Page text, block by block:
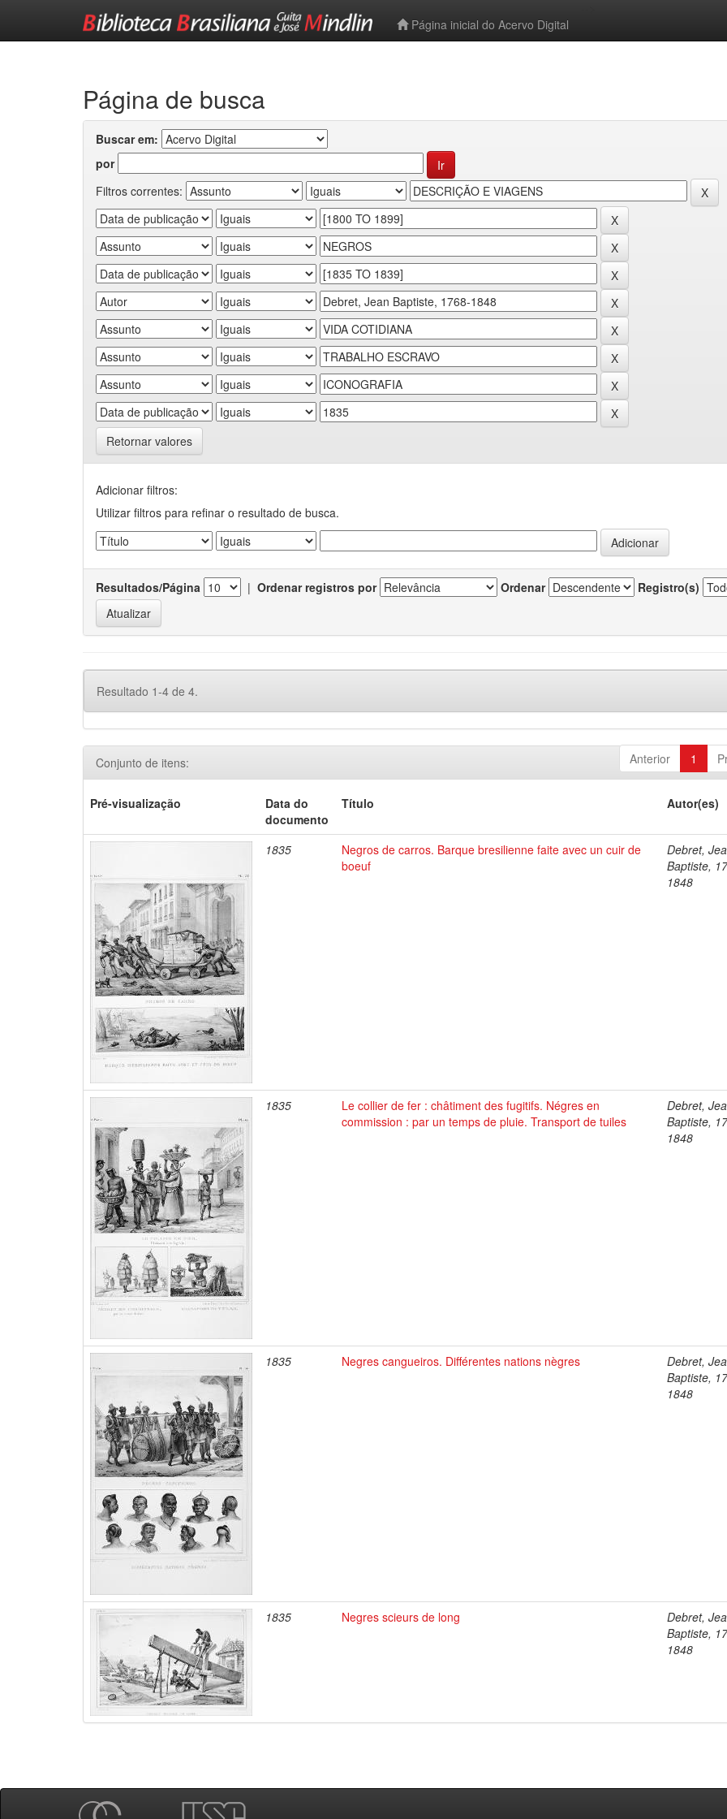
Página inicial do Acervo Digital
Página de busca
Buscar em:
por
Filtros correntes:
Retornar valores
Adicionar filtros:
Utilizar filtros para refinar o resultado de busca.
Resultados/Página | Ordenar registros por Ordenar Registro(s)
Resultado 1-4 de 4.
Anterior 1
Conjunto de itens:
Pré-visualização
Data do
documento
Título Autor(es)
1835
Negros de carros. Barque bresilienne faite avec un cuir de
boeuf
Debret,
Baptiste,
1848
1835
Le collier de fer : châtiment des fugitifs. Négres en
commission : par un temps de pluie. Transport de tuiles
Debret,
Baptiste,
1848
1835 Negres cangueiros. Différentes nations nègres
Debret,
Baptiste,
1848
1835 Negres scieurs de long
Debret,
Baptiste,
1848